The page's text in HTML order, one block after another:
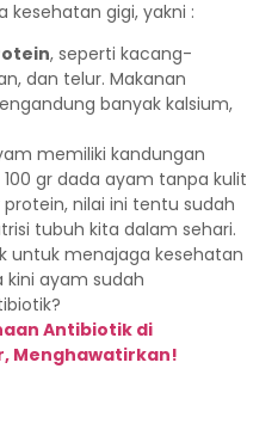
kesehatan gigi, yakni :
, seperti kacang-
dan telur. Makanan
banyak kalsium,
memiliki kandungan
gr dada ayam tanpa kulit
nilai ini tentu sudah
tubuh kita dalam sehari.
untuk menajaga kesehatan
kini ayam sudah
Antibiotik di
Menghawatirkan!